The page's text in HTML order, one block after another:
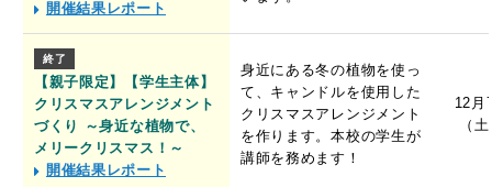
開催結果レポート
終了
【親子限定】【学生主体】
クリスマスアレンジメント
づくり ～身近な植物で、
メリークリスマス！～
開催結果レポート
身近にある冬の植物を使っ
て、キャンドルを使用した
クリスマスアレンジメント
を作ります。本校の学生が
講師を務めます！
12月
（